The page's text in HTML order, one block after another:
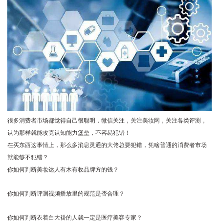
很多消费者市场都觉得自己很聪明，微信关注，关注美妆网，关注各类评测，
认为那样就能攻克认知能力堡垒，不容易犯错！
在买东西这事情上，那么多消息灵通的大佬总要犯错，凭啥普通的消费者市场
就能够不犯错？
你如何判断美妆达人有木有收品牌方的钱？
你如何判断评测视频播放里的规范是否合理？
你如何判断衣着白大褂的人就一定是医疗美容专家？